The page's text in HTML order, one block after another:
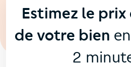
Estimez le prix
de votre bien
2